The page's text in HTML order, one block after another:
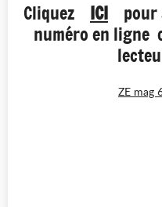
Cliquez ICI pour
numéro en ligne
ZE mag